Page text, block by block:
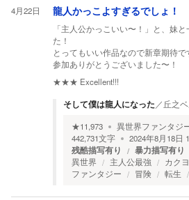
4月22日 龍人かっこよすぎるでしょ！
「主人公かっこいい〜！」と、妹
た！
とってもいい作品なので新章期待で
参加ありがとうございました〜！
★★★ Excellent!!!
そして僕は龍人になった ／ 丘之
★11,973 異世界ファンタジ
442,731文字 2024年8月18日
残酷描写有り 暴力描写有り
異世界 主人公最強
カク
ファンタジー
冒険 転生